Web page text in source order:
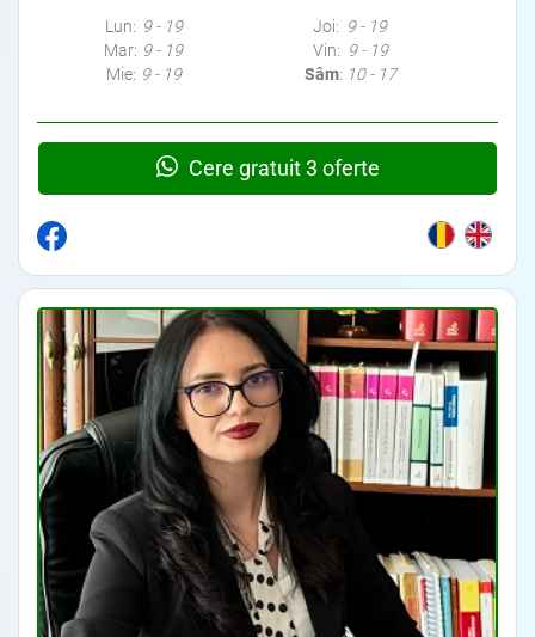
Lun: 9 - 19
Mar: 9 - 19
Mie: 9 - 19
Joi: 9 - 19
Vin: 9 - 19
Sâm: 10 - 17
Cere gratuit 3 oferte